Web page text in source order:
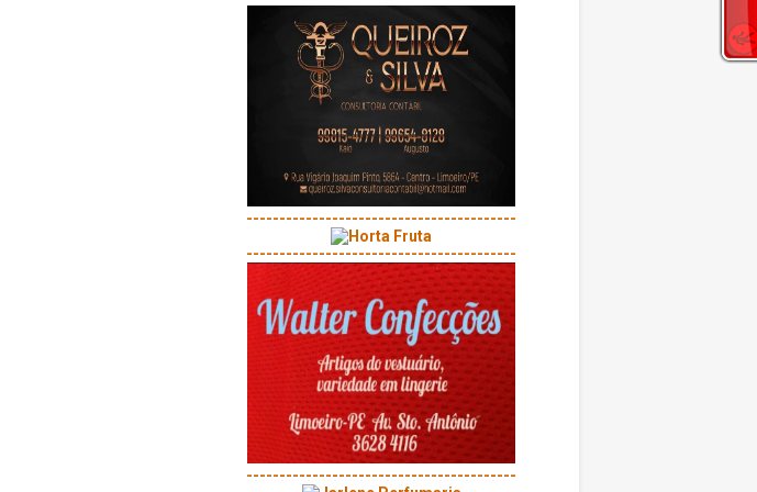
-----------------------------------------
-----------------------------------------
-----------------------------------------